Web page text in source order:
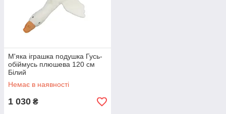
М'яка іграшка подушка Гусь-
обіймусь плюшева 120 см
Білий
Немає в наявності
1 030 ₴